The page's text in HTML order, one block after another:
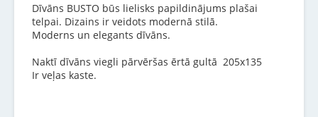
Dīvāns BUSTO būs lielisks papildinājums plašai
telpai. Dizains ir veidots modernā stilā.
Moderns un elegants dīvāns.
Naktī dīvāns viegli pārvēršas ērtā gultā 205x135
Ir veļas kaste.